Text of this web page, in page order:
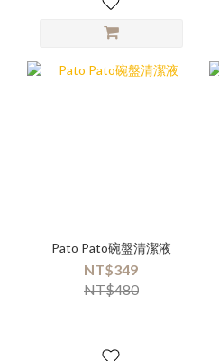
Pato Pato碗盤清潔液
NT$349
NT$480